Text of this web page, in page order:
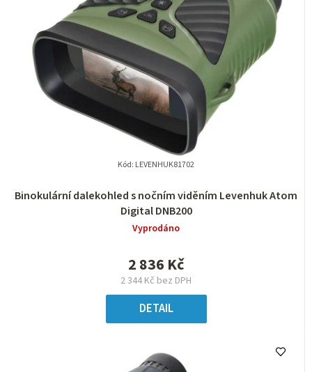
Binokulární dalekohled s nočním viděním Levenhuk Atom
Digital DNB200
Vyprodáno
2 344 Kč bez DPH
2 836 Kč
DETAIL
Kód: LEVENHUK81702